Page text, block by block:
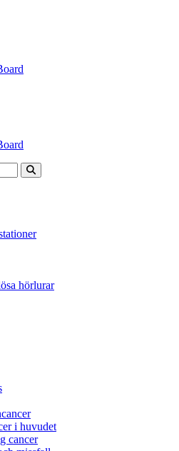
hörlurar
i huvudet
cancer